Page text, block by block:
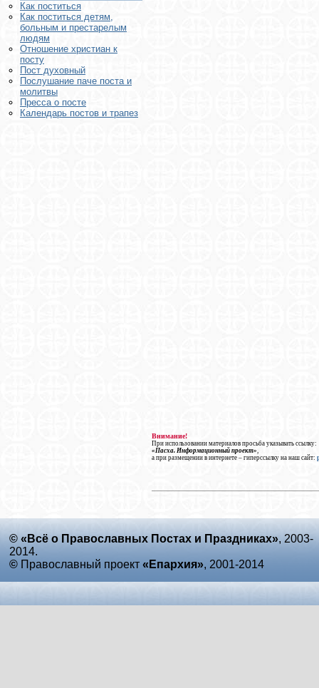
Как поститься
Как поститься детям,
больным и престарелым
людям
Отношение христиан к
посту
Пост духовный
Послушание паче поста и
молитвы
Пресса о посте
Календарь постов и трапез
Внимание!
При использовании материалов просьба указывать ссылку:
«Пасха. Информационный проект»
а при размещении в интернете – гиперссылку на наш сайт:
© «Всё о Православных Постах и Праздниках», 2003-
2014.
© Православный проект «Епархия», 2001-2014